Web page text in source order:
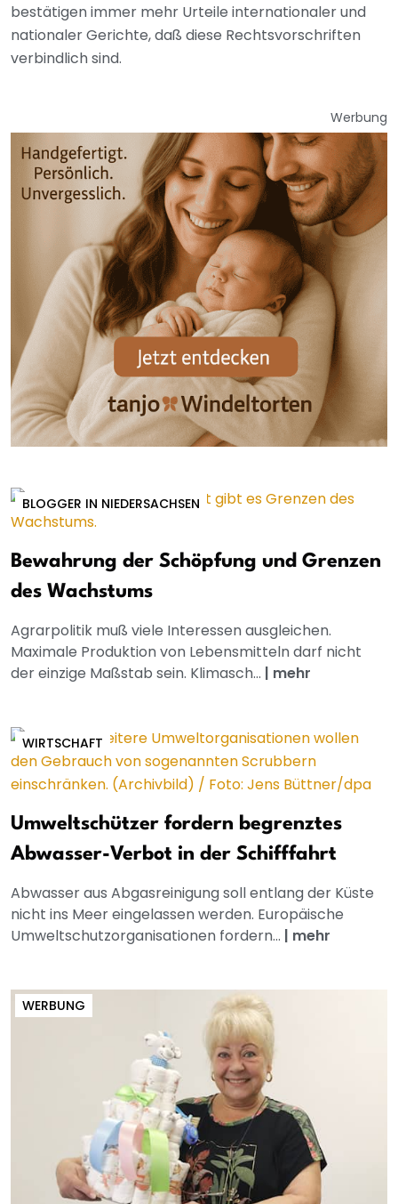
bestätigen immer mehr Urteile internationaler und
nationaler Gerichte, daß diese Rechtsvorschriften
verbindlich sind.
Werbung
BLOGGER IN NIEDERSACHSEN
Bewahrung der Schöpfung und Grenzen
des Wachstums
Agrarpolitik muß viele Interessen ausgleichen.
Maximale Produktion von Lebensmitteln darf nicht
der einzige Maßstab sein. Klimasch... | mehr
WIRTSCHAFT
Umweltschützer fordern begrenztes
Abwasser-Verbot in der Schifffahrt
Abwasser aus Abgasreinigung soll entlang der Küste
nicht ins Meer eingelassen werden. Europäische
Umweltschutzorganisationen fordern... | mehr
WERBUNG